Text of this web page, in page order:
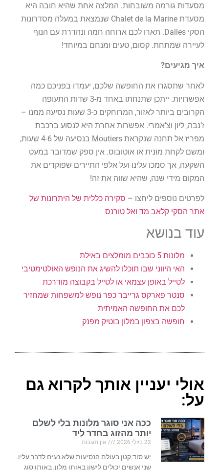
מסעדות גורמה משובחות. המלצה אחת שהיא חובה היא
מסעדת Chalet de la Marine שנמצאת במעלה מסדרונות
הסקי Dalles. תארו לכם ארוחה חמה ונהדרת עם הנוף
לעיירה שמתחת. קסום, טעים ומנחם במיוחד!
איך מגיעים?
לאחר שתסגרו את החופשה שלכם, יעמדו בפניכם כמה
אפשרויות. ייתכן שתנחתו באחד מ-3 שדות התעופה
הקרובים ביותר לאזור, המרוחקים כ-3 שעות נסיעה ממנו –
ז’נבה, ליון וצ’אמרי. אפשרות אחרת היא לנסוע ברכבת
מפריז אל תחנה שנקראת Moutiers בנסיעה של 4-6 שעות,
ומשם לקחת מונית או אוטובוס. אין ספק שמדובר במעט
השקעה, אך סמכו עלינו ועל אלפי התיירים שפוקדים את
המקום מידי שנה, שהיא שווה את זה!
לפרטים נוספים ליחצו – סקירה כללית של היתרונות של
אתר הסקי קלאב מד ואל טורנס
עוד בנושא
מלונות 5 כוכבים מומלצים באילת
האי היווני שבו תוכלו להשיג את הנופש האולטימטיבי
לטייל באופן עצמאי או לטייל בקבוצה מודרכת
סנטר פארקס גרייבר כפר נופש למשפחות שמחזיר
לכם את החופשה האמיתית
חופשה בצפון במלון בוטיק מפנק
אולי יעניין אותך לקרוא גם
על:
ככה אני סוגר מלונות בלי לשלם
יותר מהזוג בחדר ליד
22 ביולי 2026
אין תגובות
יש סוד קטן בעולם הנסיעות שלא נעים לדבר עליו.
שני אנשים יכולים לישון באותו מלון, באותו סוג